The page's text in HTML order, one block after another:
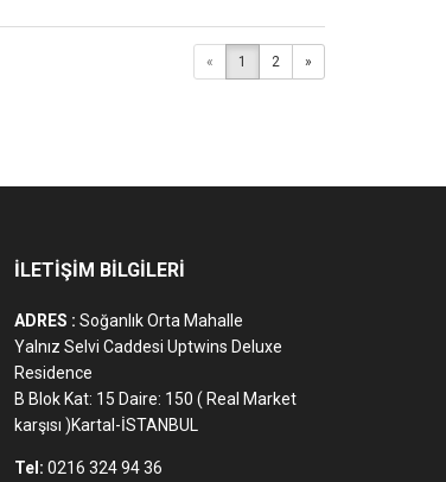
« 1 2 »
İLETİŞİM BİLGİLERİ
ADRES : Soğanlık Orta Mahalle
Yalnız Selvi Caddesi Uptwins Deluxe
Residence
B Blok Kat: 15 Daire: 150 ( Real Market
karşısı )Kartal-İSTANBUL
Tel: 0216 324 94 36